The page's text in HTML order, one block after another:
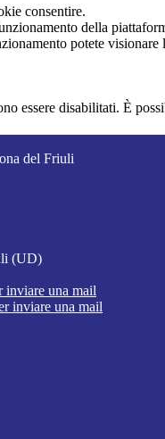
consentire.
della
potete visionare
essere disabilitati. È
del Friuli
(UD)
inviare una mail
inviare una mail